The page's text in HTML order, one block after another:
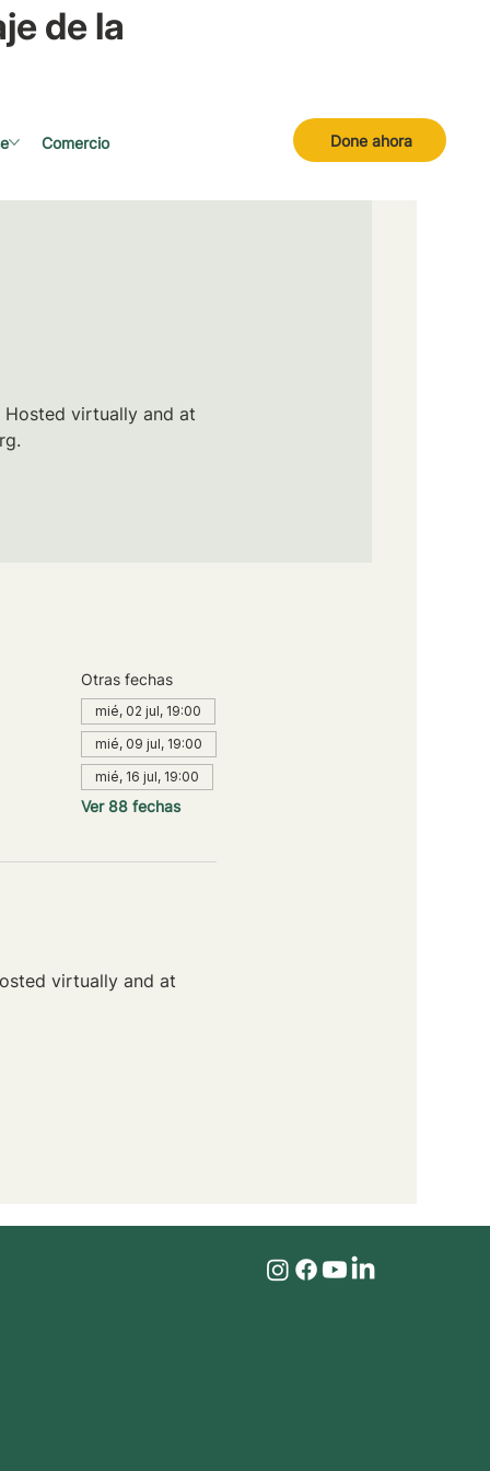
de la
Done ahora
Comercio
virtually and at
Otras fechas
mié, 02 jul, 19:00
mié, 09 jul, 19:00
mié, 16 jul, 19:00
Ver 88 fechas
virtually and at